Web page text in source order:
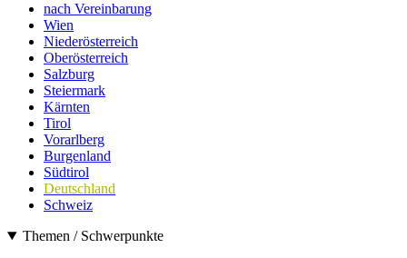
nach Vereinbarung
Wien
Niederösterreich
Oberösterreich
Salzburg
Steiermark
Kärnten
Tirol
Vorarlberg
Burgenland
Südtirol
Deutschland
Schweiz
Themen / Schwerpunkte